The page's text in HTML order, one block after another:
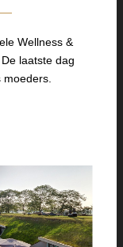
Wellness &
laatste dag